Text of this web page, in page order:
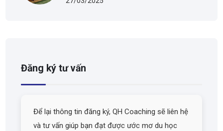
Đăng ký tư vấn
Để lại thông tin đăng ký, QH Coaching sẽ liên hệ
và tư vấn giúp bạn đạt được ước mơ du học